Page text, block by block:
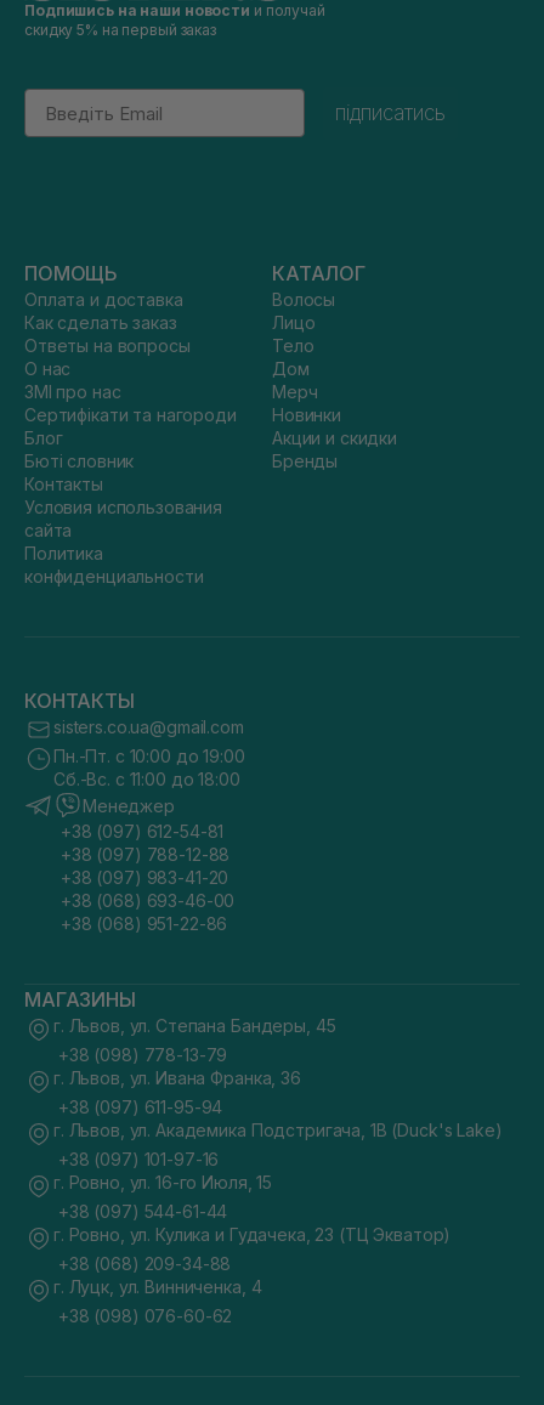
Подпишись на наши новости и получай
скидку 5% на первый заказ
Email
підписатись
ПОМОЩЬ
Оплата и доставка
Как сделать заказ
Ответы на вопросы
О нас
ЗМІ про нас
Сертифікати та нагороди
Блог
Бюті словник
Контакты
Условия использования
сайта
Политика
конфиденциальности
КАТАЛОГ
Волосы
Лицо
Тело
Дом
Мерч
Новинки
Акции и скидки
Бренды
КОНТАКТЫ
sisters.co.ua@gmail.com
Пн.-Пт. с 10:00 до 19:00
Сб.-Вс. с 11:00 до 18:00
Менеджер
+38 (097) 612-54-81
+38 (097) 788-12-88
+38 (097) 983-41-20
+38 (068) 693-46-00
+38 (068) 951-22-86
МАГАЗИНЫ
г. Львов, ул. Степана Бандеры, 45
+38 (098) 778-13-79
г. Львов, ул. Ивана Франка, 36
+38 (097) 611-95-94
г. Львов, ул. Академика Подстригача, 1В (Duck's Lake)
+38 (097) 101-97-16
г. Ровно, ул. 16-го Июля, 15
+38 (097) 544-61-44
г. Ровно, ул. Кулика и Гудачека, 23 (ТЦ Экватор)
+38 (068) 209-34-88
г. Луцк, ул. Винниченка, 4
+38 (098) 076-60-62